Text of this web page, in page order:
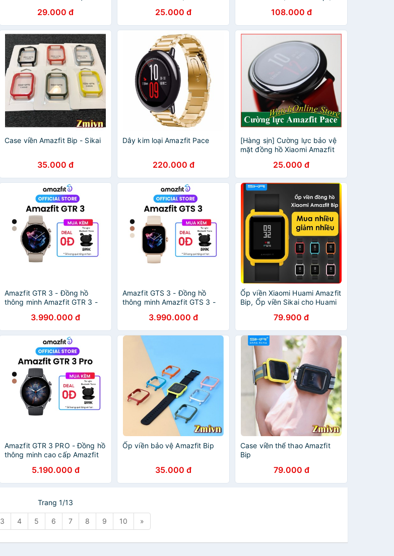
29.000 đ
Redmi watch , Mi watch lite ..
25.000 đ
và các đồng hồ dây đeo Size
20mm
108.000 đ
Case viền Amazfit Bip - Sikai
35.000 đ
Dây kim loại Amazfit Pace
220.000 đ
[Hàng sịn] Cường lực bảo vệ
mặt đồng hồ Xiaomi Amazfit
25.000 đ
Amazfit GTR 3 - Đồng hồ
thông minh Amazfit GTR 3 -
3.990.000 đ
Amazfit GTS 3 - Đồng hồ
thông minh Amazfit GTS 3 -
3.990.000 đ
Ốp viền Xiaomi Huami Amazfit
Bip, Ốp viền Sikai cho Huami
79.900 đ
Amazfit GTR 3 PRO - Đồng hồ
thông minh cao cấp Amazfit
5.190.000 đ
Ốp viền bảo vệ Amazfit Bip
35.000 đ
Case viền thể thao Amazfit
Bip
79.000 đ
Trang 1/13
3 4 5 6 7 8 9 10 »